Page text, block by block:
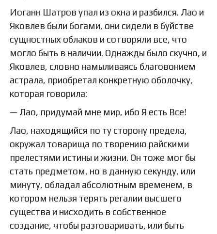
Иоганн Шатров упал из окна и разбился. Лао и
Яковлев были богами, они сидели в буйстве
сущностных облаков и сотворяли все, что
могло быть в наличии. Однажды было скучно, и
Яковлев, словно намыливаясь благовонием
астрала, приобретал конкретную оболочку,
которая говорила:
— Лао, придумай мне мир, ибо Я есть Все!
Лао, находящийся по ту сторону предела,
окружал товарища по творению райскими
прелестями истины и жизни. Он тоже мог бы
стать предметом, но в данную секунду, или
минуту, обладал абсолютным временем, в
котором нельзя терять регалии высшего
существа и нисходить в собственное
создание, чтобы разговаривать, или быть